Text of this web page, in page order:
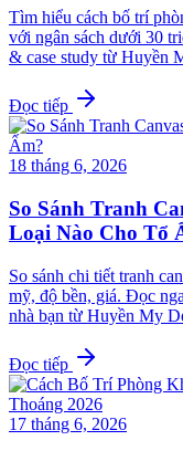
Tìm hiểu cách bố trí
với ngân sách dưới 30
& case study từ Huyền
Đọc tiếp
18 tháng 6, 2026
So Sánh Tranh
Loại Nào Cho Tổ
So sánh chi tiết tranh
mỹ, độ bền, giá. Đọc
nhà bạn từ Huyền My
Đọc tiếp
17 tháng 6, 2026